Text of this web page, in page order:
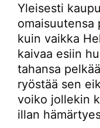
Yleisesti
omaisuutensa
kuin vaikka
kaivaa esiin
tahansa
ryöstää sen
voiko jollekin
illan